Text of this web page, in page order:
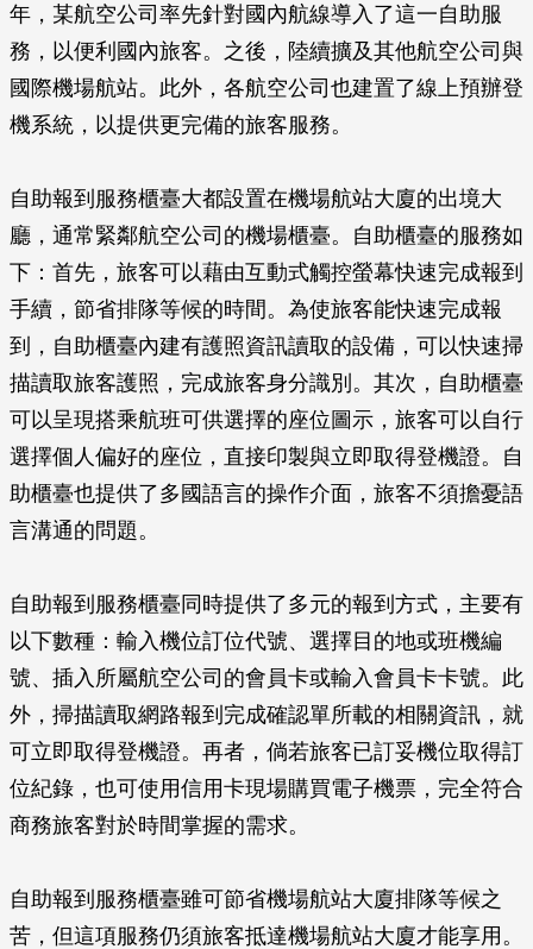
年，某航空公司率先針對國內航線導入了這一自助服
務，以便利國內旅客。之後，陸續擴及其他航空公司與
國際機場航站。此外，各航空公司也建置了線上預辦登
機系統，以提供更完備的旅客服務。
自助報到服務櫃臺大都設置在機場航站大廈的出境大
廳，通常緊鄰航空公司的機場櫃臺。自助櫃臺的服務如
下：首先，旅客可以藉由互動式觸控螢幕快速完成報到
手續，節省排隊等候的時間。為使旅客能快速完成報
到，自助櫃臺內建有護照資訊讀取的設備，可以快速掃
描讀取旅客護照，完成旅客身分識別。其次，自助櫃臺
可以呈現搭乘航班可供選擇的座位圖示，旅客可以自行
選擇個人偏好的座位，直接印製與立即取得登機證。自
助櫃臺也提供了多國語言的操作介面，旅客不須擔憂語
言溝通的問題。
自助報到服務櫃臺同時提供了多元的報到方式，主要有
以下數種：輸入機位訂位代號、選擇目的地或班機編
號、插入所屬航空公司的會員卡或輸入會員卡卡號。此
外，掃描讀取網路報到完成確認單所載的相關資訊，就
可立即取得登機證。再者，倘若旅客已訂妥機位取得訂
位紀錄，也可使用信用卡現場購買電子機票，完全符合
商務旅客對於時間掌握的需求。
自助報到服務櫃臺雖可節省機場航站大廈排隊等候之
苦，但這項服務仍須旅客抵達機場航站大廈才能享用。